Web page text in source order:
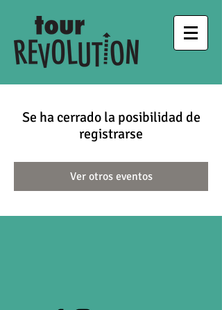
Se ha cerrado la posibilidad de
registrarse
Ver otros eventos